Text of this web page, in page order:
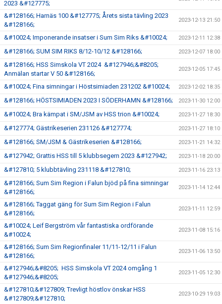
2023 &#127775;
&#128166; Harnäs 100 &#127775; Årets sista tävling 2023
&#128166;
2023-12-13 21:50
&#10024; Imponerande insatser i Sum Sim Riks &#10024; 2023-12-11 12:38
&#128166; SUM SIM RIKS 8/12-10/12 &#128166; 2023-12-07 18:00
&#128166; HSS Simskola VT 2024 &#127946;&#8205;
Anmälan startar V 50 &#128166;
2023-12-05 17:45
&#10024; Fina simningar i Höstsimiaden 231202 &#10024; 2023-12-02 18:35
&#128166; HÖSTSIMIADEN 2023 I SÖDERHAMN &#128166; 2023-11-30 12:00
&#10024; Bra kämpat i SM/JSM av HSS trion &#10024; 2023-11-27 18:30
&#127774; Gästrikeserien 231126 &#127774; 2023-11-27 18:10
&#128166; SM/JSM & Gästrikeserien &#128166; 2023-11-21 14:32
&#127942; Grattis HSS till 5 klubbsegern 2023 &#127942; 2023-11-18 20:00
&#127810; 5 klubbtävling 231118 &#127810; 2023-11-16 23:13
&#128166; Sum Sim Region i Falun bjöd på fina simningar
&#128166;
2023-11-14 12:44
&#128166; Taggat gäng för Sum Sim Region i Falun
&#128166;
2023-11-11 12:59
&#10024; Leif Bergström vår fantastiska ordförande
&#10024;
2023-11-08 15:16
&#128166; Sum Sim Regionfinaler 11/11-12/11 i Falun
&#128166;
2023-11-06 13:50
&#127946;&#8205; HSS Simskola VT 2024 omgång 1
&#127946;&#8205;
2023-11-05 12:30
&#127810;&#127809; Trevligt höstlov önskar HSS
&#127809;&#127810;
2023-10-29 19:03